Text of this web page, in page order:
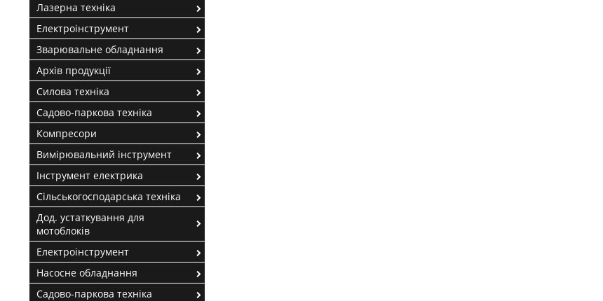
Лазерна техніка
Електроінструмент
Зварювальне обладнання
Архів продукції
Силова техніка
Садово-паркова техніка
Компресори
Вимірювальний інструмент
Інструмент електрика
Сільськогосподарська техніка
Дод. устаткування для
мотоблоків
Електроінструмент
Насосне обладнання
Садово-паркова техніка